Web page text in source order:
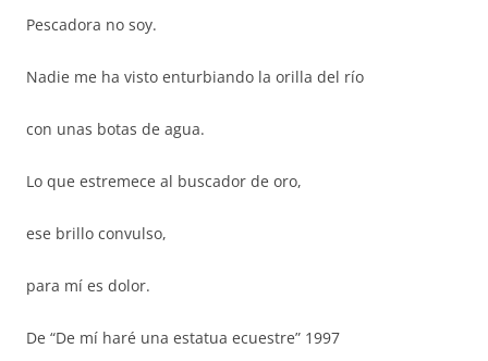
Pescadora no soy.
Nadie me ha visto enturbiando la orilla del río
con unas botas de agua.
Lo que estremece al buscador de oro,
ese brillo convulso,
para mí es dolor.
De “De mí haré una estatua ecuestre” 1997